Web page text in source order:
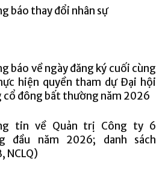
báo thay đổi nhân sự
báo về ngày đăng ký cuối cùng
hiện quyền tham dự Đại hội
cổ đông bất thường năm 2026
tin về Quản trị Công ty 6
đầu năm 2026; danh sách
NCLQ)